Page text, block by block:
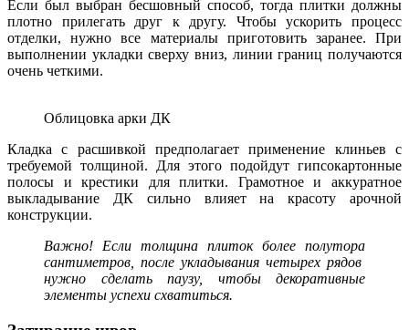
Если был выбран бесшовный способ, тогда плитки должны
плотно прилегать друг к другу. Чтобы ускорить процесс
отделки, нужно все материалы приготовить заранее. При
выполнении укладки сверху вниз, линии границ получаются
очень четкими.
Облицовка арки ДК
Кладка с расшивкой предполагает применение клиньев с
требуемой толщиной. Для этого подойдут гипсокартонные
полосы и крестики для плитки. Грамотное и аккуратное
выкладывание ДК сильно влияет на красоту арочной
конструкции.
Важно! Если толщина плиток более полутора
сантиметров, после укладывания четырех рядов
нужно сделать паузу, чтобы декоративные
элементы успехи схватиться.